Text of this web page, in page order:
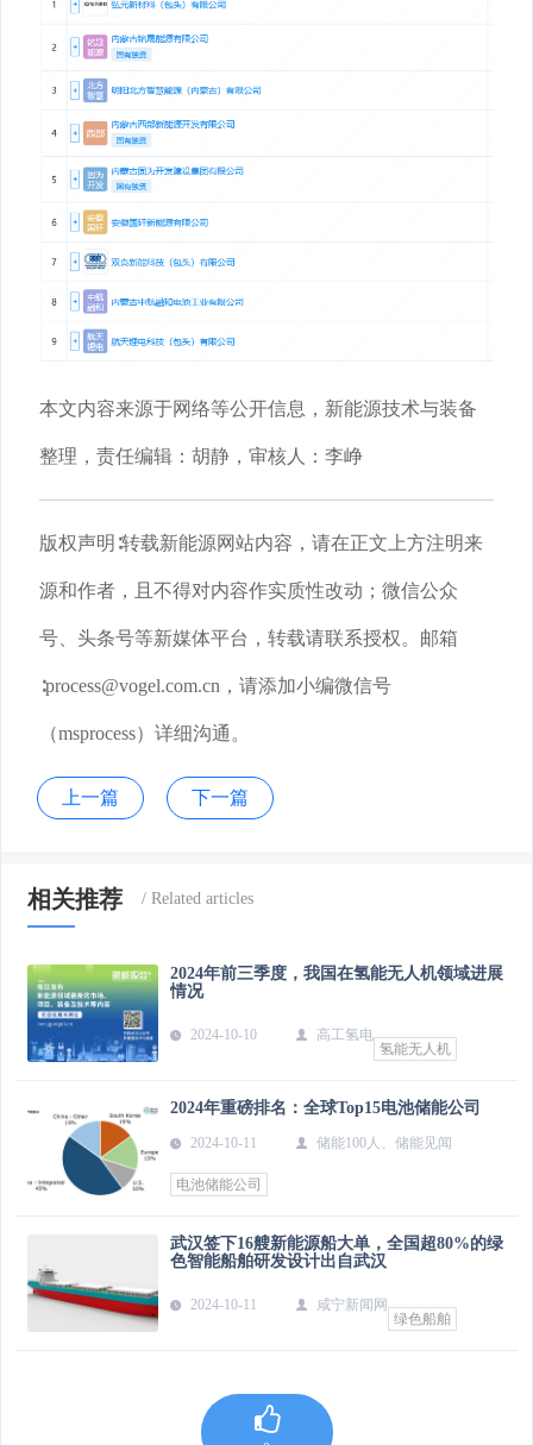
本文内容来源于网络等公开信息，新能源技术与装备
整理，责任编辑：胡静，审核人：李峥
版权声明∶转载新能源网站内容，请在正文上方注明来
源和作者，且不得对内容作实质性改动；微信公众
号、头条号等新媒体平台，转载请联系授权。邮箱
∶process@vogel.com.cn，请添加小编微信号
（msprocess）详细沟通。
上一篇 下一篇
相关推荐
2024年前三季度，我国在氢能无人机领域进展
情况
2024-10-10
高工氢电
氢能无人机
2024年重磅排名：全球Top15电池储能公司
2024-10-11 储能100人、储能见闻
电池储能公司
武汉签下16艘新能源船大单，全国超80%的绿
色智能船舶研发设计出自武汉
2024-10-11
咸宁新闻网
绿色船舶